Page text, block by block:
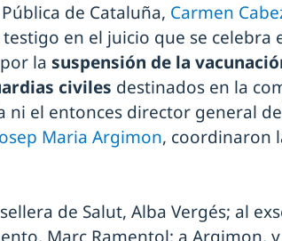
de Cataluña, Carmen
en el juicio que se celebra
la suspensión de la
civiles destinados en la
ni el entonces director general
Maria Argimon, coordinaron
de Salut, Alba Vergés; al